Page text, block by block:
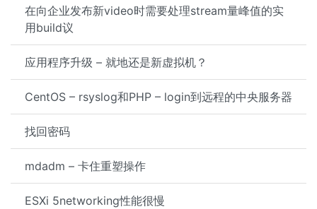
在向企业发布新video时需要处理stream量峰值的实
用build议
应用程序升级 – 就地还是新虚拟机？
CentOS – rsyslog和PHP – login到远程的中央服务器
找回密码
mdadm – 卡住重塑操作
ESXi 5networking性能很慢